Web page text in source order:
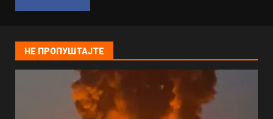
НЕ ПРОПУШТАЈТЕ